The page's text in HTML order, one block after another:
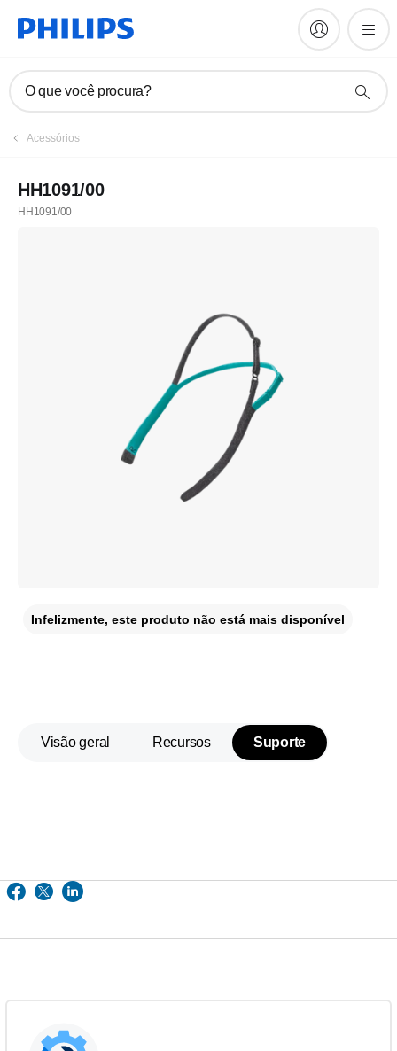
O que você procura?
Acessórios
HH1091/00
HH1091/00
Infelizmente, este produto não está mais disponível
Visão geral Recursos Suporte